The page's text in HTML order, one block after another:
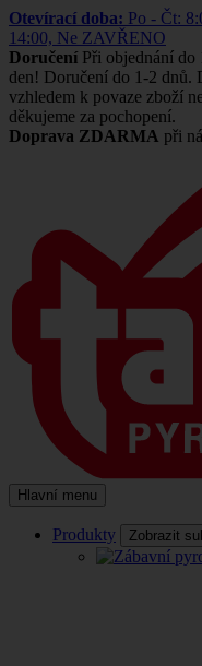
Otevírací doba: Po - Čt:
14:00, Ne ZAVŘENO
Doručení Při objednání do
den! Doručení do 1-2
vzhledem k povaze zboží
děkujeme za pochopení.
Doprava ZDARMA při
Hlavní menu
Produkty Zobrazit